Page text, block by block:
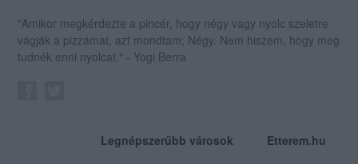
"Amikor megkérdezte a pincér, hogy négy vagy nyolc szeletre
vágják a pizzámat, azt mondtam; Négy. Nem hiszem, hogy meg
tudnék enni nyolcat." - Yogi Berra
Legnépszerűbb városok Etterem.hu